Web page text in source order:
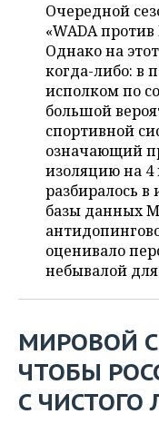
КОМУ
ТОРГОВЫЕ
ТАТАРСТАНА
БЮДЖЕТ
ИНВЕСТИЦИИ
АГРОПРОМ
НЕФТЕХИМИЯ
НЕФТЬ
ОПК
ЭНЕРГЕТИКА
НОВОСТИ АВТО
БИЗНЕС
НОВОСТИ БИЗНЕСА
РОЗНИЧНАЯ
ТРАНСПОРТ
УСЛУГИ
ТЕХНОЛОГИИ
НОВОСТИ
МЕДИА
МЕРОПРИЯТИЯ
НОВОСТИ
ВЫЕЗДНАЯ
БИЗНЕС-БРАНЧИ
ОТКРЫТАЯ
СПОРТ
НОВОСТИ СПОРТА
ФУТБОЛ
БАСКЕТБОЛ
ВОЛЕЙБОЛ
ОБЩЕСТВО
НОВОСТИ
ИНФРАСТРУКТУРА
ИСТОРИЯ
ФОТОГАЛЕРЕЯ
СПРАВОЧНИК
СПИСОК ПЕРСОН
ПОЛНАЯ ВЕРСИЯ
Очередной
«WADA
Однако на
когда-либо: в
исполком по
большой
спортивной
означающий
изоляцию на 4
разбиралось
базы данных
оценивало
небывалой
МИРОВОЙ
ЧТОБЫ
С ЧИСТОГО